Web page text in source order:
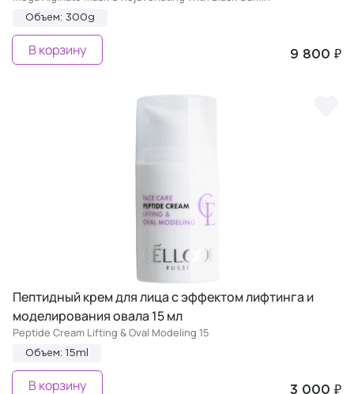
Объем: 300g
9 800 ₽
В корзину
Пептидный крем для лица с эффектом лифтинга и
моделирования овала 15 мл
Peptide Cream Lifting & Oval Modeling 15
Объем: 15ml
3 000 ₽
В корзину